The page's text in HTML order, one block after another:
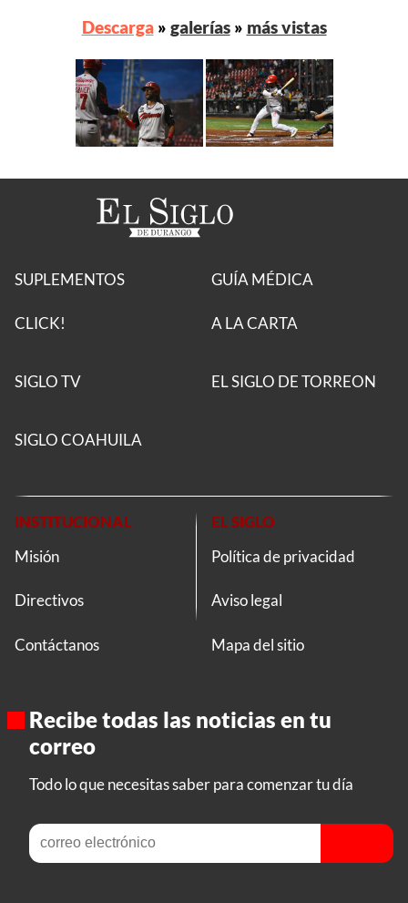
Descarga» galerías» más vistas
SUPLEMENTOS
CLICK!
GUÍA MÉDICA
A LA CARTA
SIGLO TV EL SIGLO DE TORREON
SIGLO COAHUILA
INSTITUCIONAL
Misión
Directivos
Contáctanos
EL SIGLO
Política de privacidad
Aviso legal
Mapa del sitio
Recibe todas las noticias en tu
correo
Todo lo que necesitas saber para comenzar tu día